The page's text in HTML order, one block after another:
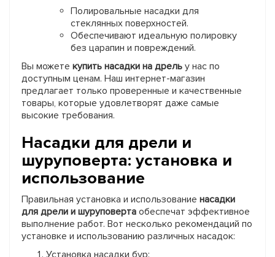
Полировальные насадки для
стеклянных поверхностей.
Обеспечивают идеальную полировку
без царапин и повреждений.
Вы можете купить насадки на дрель у нас по
доступным ценам. Наш интернет-магазин
предлагает только проверенные и качественные
товары, которые удовлетворят даже самые
высокие требования.
Насадки для дрели и
шуруповерта: установка и
использование
Правильная установка и использование насадки
для дрели и шуруповерта обеспечат эффективное
выполнение работ. Вот несколько рекомендаций по
установке и использованию различных насадок: